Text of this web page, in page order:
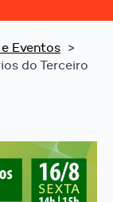
Eventos
do Terceiro